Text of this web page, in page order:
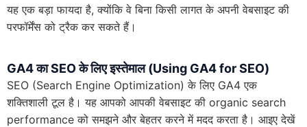
यह एक बड़ा फायदा है, क्योंकि वे बिना किसी लागत के अपनी वेबसाइट की
परफॉर्मेंस को ट्रैक कर सकते हैं।
GA4 काSEOके लिए इस्तेमाल (Using GA4for SEO)
SEO (Search Engine Optimization) के लिए GA4 एक
शक्तिशाली टूल है। यह आपको आपकी वेबसाइट की organic search
performance को समझने और बेहतर करने में मदद करता है। आइए देखें